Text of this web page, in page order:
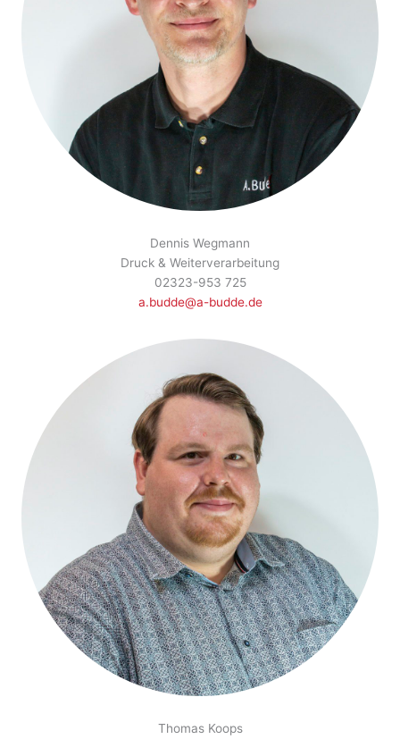
Dennis Wegmann
Druck & Weiterverarbeitung
02323-953 725
a.budde@a-budde.de
Thomas Koops